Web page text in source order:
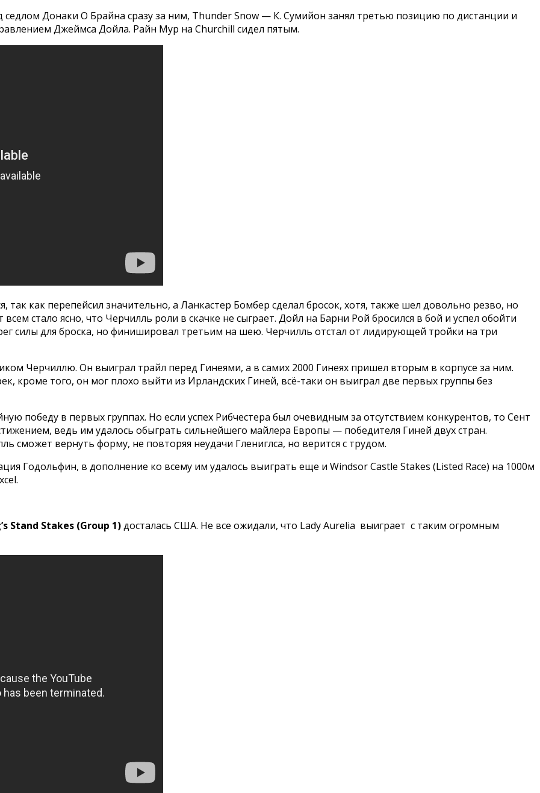
седлом Донаки О Брайна сразу за ним, Thunder Snow — К. Сумийон занял третью позицию по дистанции и
Джеймса Дойла. Райн Мур на Churchill сидел пятым.
так как перепейсил значительно, а Ланкастер Бомбер сделал бросок, хотя, также шел довольно резво, но
стало ясно, что Черчилль роли в скачке не сыграет. Дойл на Барни Рой бросился в бой и успел обойти
силы для броска, но финишировал третьим на шею. Черчилль отстал от лидирующей тройки на три
Черчиллю. Он выиграл трайл перед Гинеями, а в самих 2000 Гинеях пришел вторым в корпусе за ним.
кроме того, он мог плохо выйти из Ирландских Гиней, всё-таки он выиграл две первых группы без
победу в первых группах. Но если успех Рибчестера был очевидным за отсутствием конкурентов, то Сент
ведь им удалось обыграть сильнейшего майлера Европы — победителя Гиней двух стран.
сможет вернуть форму, не повторяя неудачи Глениглса, но верится с трудом.
Годольфин, в дополнение ко всему им удалось выиграть еще и Windsor Castle Stakes (Listed Race) на 1000м
Stand Stakes (Group 1)досталась США. Не все ожидали, что Lady Aurelia выиграет с таким огромным